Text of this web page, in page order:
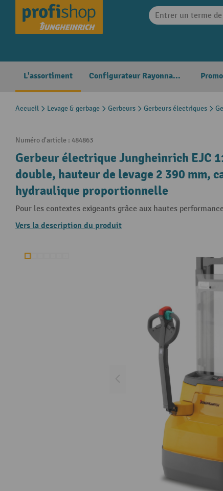
Skip to main navigation
L'assortiment Configurateur Rayonnages
Accueil Levage & gerbage Gerbeurs Gerbeurs électriques
Numéro d'article : 484863
Gerbeur électrique Jungheinrich EJC
double, hauteur de levage 2 390 mm,
hydraulique proportionnelle
Pour les contextes exigeants grâce aux hautes
Vers la description du produit